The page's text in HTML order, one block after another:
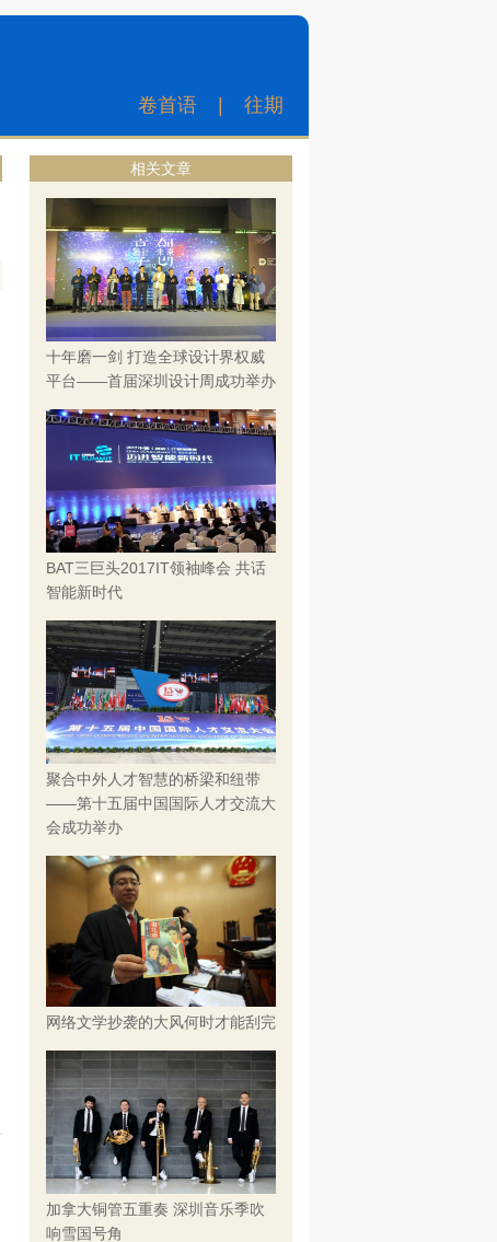
卷首语 往期
相关文章
十年磨一剑 打造全球设计界权威
平台——首届深圳设计周成功举办
BAT三巨头2017IT领袖峰会 共话
智能新时代
聚合中外人才智慧的桥梁和纽带
——第十五届中国国际人才交流大
会成功举办
网络文学抄袭的大风何时才能刮完
加拿大铜管五重奏 深圳音乐季吹
响雪国号角